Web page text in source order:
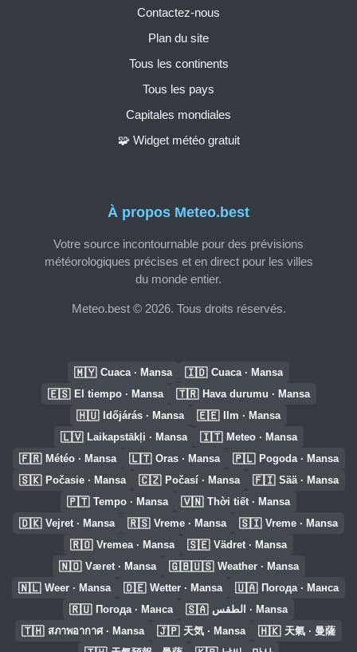
À propos Meteo.best
Votre source incontournable pour des prévisions
météorologiques précises et en direct pour les villes
du monde entier.
Meteo.best © 2026. Tous droits réservés.
Contactez-nous
Plan du site
Tous les continents
Tous les pays
Capitales mondiales
🧩 Widget météo gratuit
🇲🇾 Cuaca · Mansa 🇮🇩 Cuaca · Mansa
🇪🇸 El tiempo · Mansa 🇹🇷 Hava durumu · Mansa
🇭🇺 Időjárás · Mansa 🇪🇪 Ilm · Mansa
🇱🇻 Laikapstākļi · Mansa 🇮🇹 Meteo · Mansa
🇫🇷 Météo · Mansa 🇱🇹 Oras · Mansa 🇵🇱 Pogoda · Mansa
🇸🇰 Počasie · Mansa 🇨🇿 Počasí · Mansa 🇫🇮 Sää · Mansa
🇵🇹 Tempo · Mansa 🇻🇳 Thời tiết · Mansa
🇩🇰 Vejret · Mansa 🇷🇸 Vreme · Mansa 🇸🇮 Vreme · Mansa
🇷🇴 Vremea · Mansa 🇸🇪 Vädret · Mansa
🇳🇴 Været · Mansa 🇬🇧🇺🇸 Weather · Mansa
🇳🇱 Weer · Mansa 🇩🇪 Wetter · Mansa 🇺🇦 Погода · Манса
🇷🇺 Погода · Манса 🇸🇦 الطقس · Mansa
🇹🇭 สภาพอากาศ · Mansa 🇯🇵 天気 · Mansa 🇭🇰 天氣 · 曼薩